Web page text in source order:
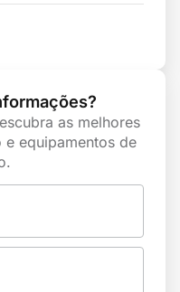
as melhores
equipamentos de